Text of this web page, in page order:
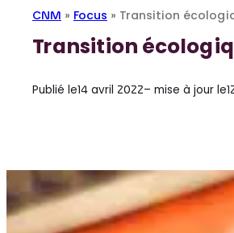
CNM » Focus » Transition
Transition
Publié le14 avril 2022– mise à jour le
u
s
a
n